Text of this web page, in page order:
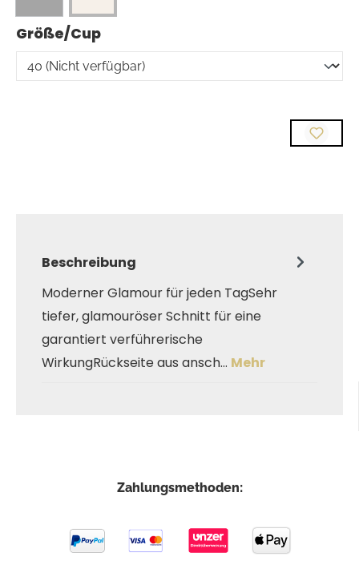
Größe/Cupauswählen
Beschreibung
Moderner Glamour für jeden TagSehr
tiefer, glamouröser Schnitt für eine
garantiert verführerische
WirkungRückseite aus ansch… Mehr
Zahlungsmethoden: